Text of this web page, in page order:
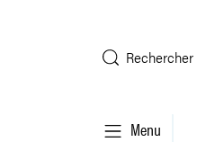
Rechercher
Menu